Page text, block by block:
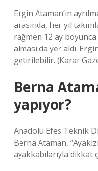
Ergin Ataman’ın
arasında, her yıl
rağmen 12 ay boyunca
alması da yer aldı.
getirilebilir. (Karar
Berna
yapıyor?
Anadolu Efes Teknik
Berna Ataman,
ayakkabılarıyla dikkat